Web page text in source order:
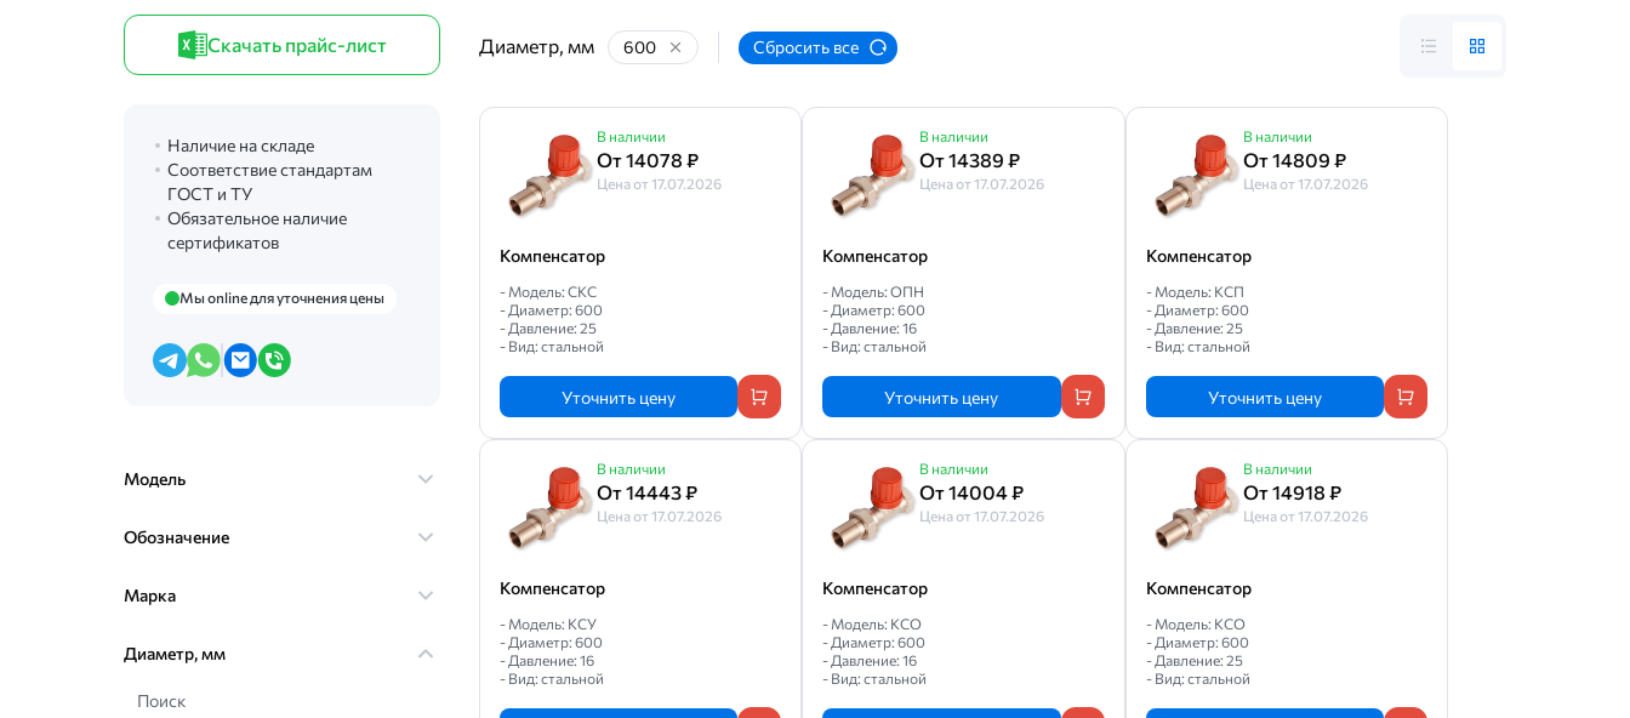
Скачать прайс-лист
Наличие на складе
Соответствие стандартам
ГОСТ и ТУ
Обязательное наличие
сертификатов
Мы online для уточнения цены
Модель
Обозначение
Марка
Диаметр, мм
Поиск
Диаметр, мм 600 Сбросить все
В наличии
От 14078 ₽
Цена от 17.07.2026
Компенсатор
- Модель: СКС
- Диаметр: 600
- Давление: 25
- Вид: стальной
Уточнить цену
В наличии
От 14389 ₽
Цена от 17.07.2026
Компенсатор
- Модель: ОПН
- Диаметр: 600
- Давление: 16
- Вид: стальной
Уточнить цену
В наличии
От 14809 ₽
Цена от 17.07.2026
Компенсатор
- Модель: КСП
- Диаметр: 600
- Давление: 25
- Вид: стальной
Уточнить цену
В наличии
От 14443 ₽
Цена от 17.07.2026
Компенсатор
- Модель: КСУ
- Диаметр: 600
- Давление: 16
- Вид: стальной
В наличии
От 14004 ₽
Цена от 17.07.2026
Компенсатор
- Модель: КСО
- Диаметр: 600
- Давление: 16
- Вид: стальной
В наличии
От 14918 ₽
Цена от 17.07.2026
Компенсатор
- Модель: КСО
- Диаметр: 600
- Давление: 25
- Вид: стальной